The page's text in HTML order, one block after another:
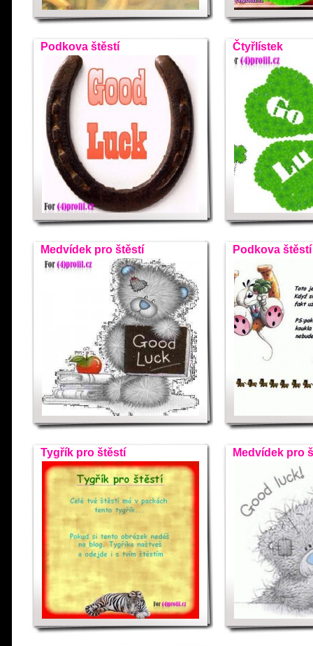
Podkova štěstí Čtyřlístek
Medvídek pro štěstí Podkova štěstí
Tygřík pro štěstí Medvídek pro